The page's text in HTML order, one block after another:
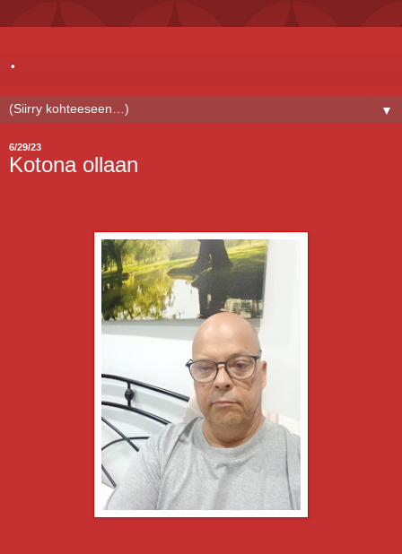
.
▼
6/29/23
Kotona ollaan